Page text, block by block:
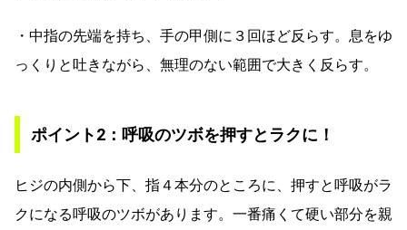
・中指の先端を持ち、手の甲側に３回ほど反らす。息をゆ
っくりと吐きながら、無理のない範囲で大きく反らす。
ポイント2：呼吸のツボを押すとラクに！
ヒジの内側から下、指４本分のところに、押すと呼吸がラ
クになる呼吸のツボがあります。一番痛くて硬い部分を親